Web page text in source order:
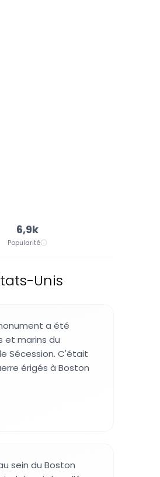
6,9k
Popularité
Unis
a été
et marins du
Sécession. C'était
érigés à Boston
sein du Boston